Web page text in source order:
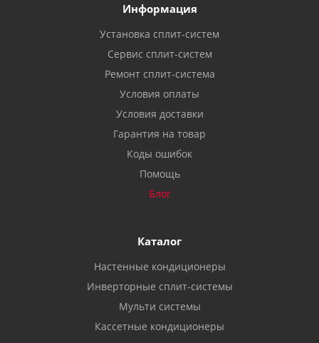
Информация
Установка сплит-систем
Сервис сплит-систем
Ремонт сплит-система
Условия оплаты
Условия доставки
Гарантия на товар
Коды ошибок
Помощь
Блог
Каталог
Настенные кондиционеры
Инверторные сплит-системы
Мульти системы
Кассетные кондиционеры